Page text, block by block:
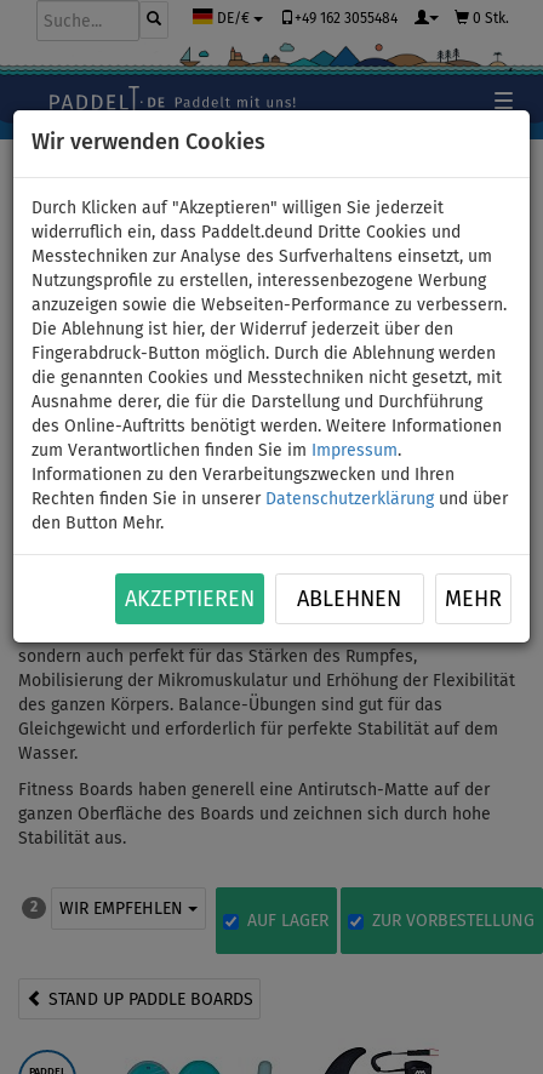
Wir verwenden Cookies
Durch Klicken auf "Akzeptieren" willigen Sie jederzeit
widerruflich ein, dass Paddelt.deund Dritte Cookies und
Messtechniken zur Analyse des Surfverhaltens einsetzt, um
Nutzungsprofile zu erstellen, interessenbezogene Werbung
anzuzeigen sowie die Webseiten-Performance zu verbessern.
Die Ablehnung ist hier, der Widerruf jederzeit über den
Fingerabdruck-Button möglich. Durch die Ablehnung werden
die genannten Cookies und Messtechniken nicht gesetzt, mit
Ausnahme derer, die für die Darstellung und Durchführung
des Online-Auftritts benötigt werden. Weitere Informationen
zum Verantwortlichen finden Sie im
Impressum.
Informationen zu den Verarbeitungszwecken und Ihren
Rechten finden Sie in unserer Datenschutzerklärungund über
den Button Mehr.
AKZEPTIEREN ABLEHNEN MEHR
DE/€ +49 162 3055484 0 Stk.
SUP Boards für Übungen auf
dem Wasser – FITNESS
BOARDS
sondern auch perfekt für das Stärken des Rumpfes,
Mobilisierung der Mikromuskulatur und Erhöhung der Flexibilität
des ganzen Körpers. Balance-Übungen sind gut für das
Gleichgewicht und erforderlich für perfekte Stabilität auf dem
Wasser.
Fitness Boards haben generell eine Antirutsch-Matte auf der
ganzen Oberfläche des Boards und zeichnen sich durch hohe
Stabilität aus.
2 WIR EMPFEHLEN
AUF LAGER ZUR VORBESTELLUNG
STAND UP PADDLE BOARDS